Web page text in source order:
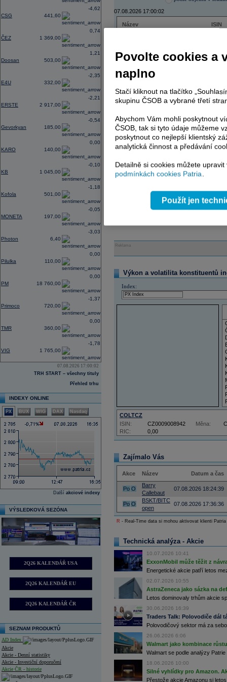
CSG 441,60
-4,62
ČEZ 1 369,00
0,74
Doosan 503,00
1,21
E4U 332,00
-2,35
ERSTE 2 917,00
-2,21
Gevorkyan 185,00
-0,54
KARO 140,00
0,00
KB 1 045,00
-0,10
Kofola 501,00
-1,18
MONETA 197,00
-0,05
Photon 6,40
-3,03
Pilulka 110,00
0,00
PM 18 760,00
0,00
Primoco 720,00
-1,37
TMR 360,00
0,00
VIG 1 765,00
-1,78
07.08.2026 17:00:02
TRH START – všechny tituly
Přehled trhu
INDEXY ONLINE
PX BUX WIG DAX Nasdaq
Další akciové indexy
VÝSLEDKOVÁ SEZÓNA
2Q26 KALENDÁŘ USA
2Q26 KALENDÁŘ EU
2Q26 KALENDÁŘ ČR
SEZNAM PRODUKTŮ
AD Index
Akcie
Akcie - Denní statistiky
Akcie - Investiční doporučení
Akcie ČR - historie
07.08.2026 17:00:02
Název
ISIN
PHILIP MORRIS ČR
ERSTE BANK
AD index - vývoj
select
Reklama
Výkon a volatilita konstituentů
Index:
COLTCZ
RIC: 0,00
ISIN: CZ0009008942 Měna:
Zajímalo Vás
Akce Název Datum a čas
Po O
Barry
Callebaut
07.08.2026 18:24:39
Po O
BSKT/BITC
open
07.08.2026 17:36:36
R - Real-Time data si mohou aktivovat klienti
Technická analýza - Akcie
10.07.2026 10:41
ExxonMobil může těžit z
Energetické akcie patří letos
02.07.2026 10:55
AstraZeneca jako sázka na
Letos dominovaly trhům akcie
30.06.2026 16:39
Traders Talk: Polovodiče dál
Polovodičový sektor má za
26.06.2026 6:06
Walmart jako kombinace
Walmart se podle analýzy
18.06.2026 10:00
Silné vyhlídky pro Amazon.
Přestože akcie Amazonu si
Povolte cookies a
naplno
Stačí kliknout na tlačítko
skupinu ČSOB a vybrané třetí
Abychom Vám mohli poskytnout
ČSOB, tak si tyto údaje můžeme
poskytnout co nejlepší klientský
analytická činnost a předávání
Detailně si cookies můžete
podmínkách cookies Patria.
Použít jen